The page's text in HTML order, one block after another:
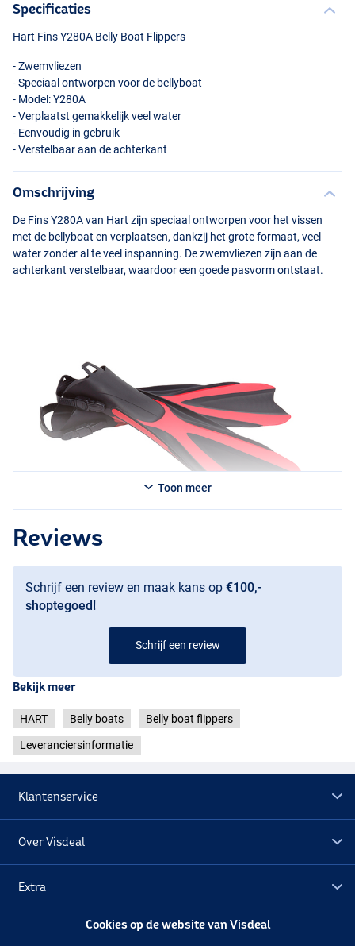
Specificaties
Hart Fins Y280A Belly Boat Flippers
- Zwemvliezen
- Speciaal ontworpen voor de bellyboat
- Model: Y280A
- Verplaatst gemakkelijk veel water
- Eenvoudig in gebruik
- Verstelbaar aan de achterkant
Omschrijving
De Fins Y280A van Hart zijn speciaal ontworpen voor het vissen
met de bellyboat en verplaatsen, dankzij het grote formaat, veel
water zonder al te veel inspanning. De zwemvliezen zijn aan de
achterkant verstelbaar, waardoor een goede pasvorm ontstaat.
Toon meer
Reviews
Schrijf een review en maak kans op €100,-
shoptegoed!
Schrijf een review
Bekijk meer
HART Belly boats Belly boat flippers
Leveranciersinformatie
Klantenservice
Over Visdeal
Extra
Cookies op de website van Visdeal